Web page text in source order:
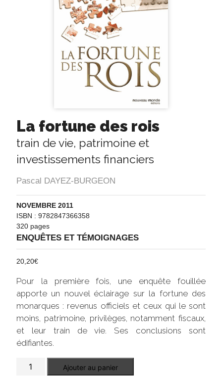
La fortune des rois
train de vie, patrimoine et
investissements financiers
Pascal DAYEZ-BURGEON
NOVEMBRE 2011
ISBN : 9782847366358
320 pages
ENQUÊTES ET TÉMOIGNAGES
20,20€
Pour la première fois, une enquête fouillée
apporte un nouvel éclairage sur la fortune des
monarques : revenus officiels et ceux qui le sont
moins, patrimoine, privilèges, notamment fiscaux,
et leur train de vie. Ses conclusions sont
édifiantes.
Ajouter au panier